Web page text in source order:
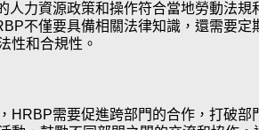
人力資源政策和操作符合當地勞動法規
不僅要具備相關法律知識，還需要定
性和合規性。
HRBP需要促進跨部門的合作，打破部